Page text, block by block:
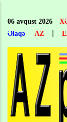
main
content
06 avqust 2026
Əlaqə
AZ |